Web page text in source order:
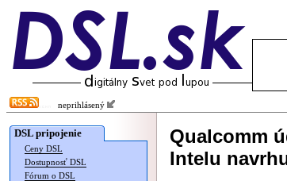
neprihlásený
DSL pripojenie
Ceny DSL
Dostupnosť DSL
Fórum o DSL
Qualcomm
Intelu